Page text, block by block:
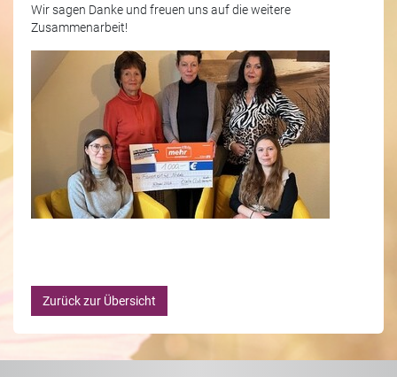
Wir sagen Danke und freuen uns auf die weitere
Zusammenarbeit!
Zurück zur Übersicht